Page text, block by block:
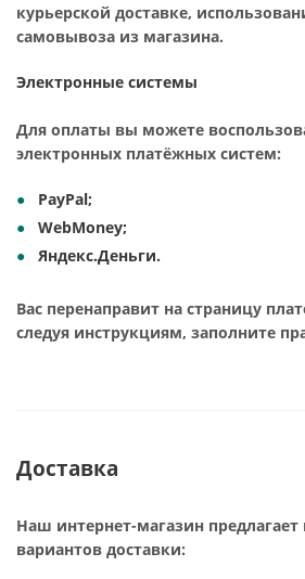
курьерской доставке,
самовывоза из магазина.
Электронные системы
Для оплаты вы можете
электронных платёжных систем:
PayPal;
WebMoney;
Яндекс.Деньги.
Вас перенаправит на страницу
следуя инструкциям, заполните
Доставка
Наш интернет-магазин предлагает
вариантов доставки: